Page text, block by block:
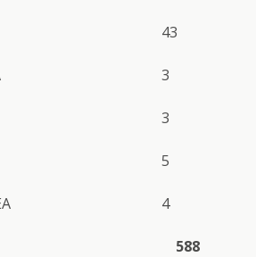
43
3
3
5
4
588